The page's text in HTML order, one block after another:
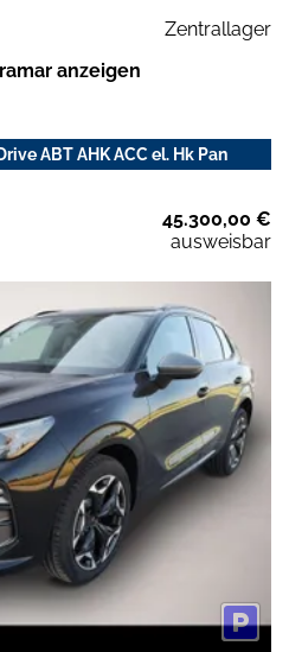
Zentrallager
anzeigen
ABT AHK ACC el. Hk Pan
45.300,00 €
ausweisbar